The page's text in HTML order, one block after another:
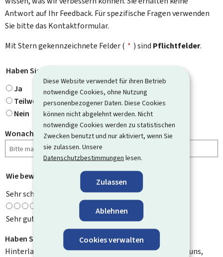
Diese Website verwendet für ihren Betrieb
notwendige Cookies, ohne Nutzung
personenbezogener Daten. Diese Cookies
können nicht abgelehnt werden. Nicht
notwendige Cookies werden zu statistischen
Zwecken benutzt und nur aktiviert, wenn Sie
sie zulassen. Unsere
Datenschutzbestimmungen lesen.
Zulassen
Ablehnen
Cookies verwalten
Antwort auf Ihr Feedback. Für spezifische Fragen verwenden
Sie bitte das Kontaktformular.
Mit Stern gekennzeichnete Felder ( * ) sind Pflichtfelder.
Haben Sie gefunden, wonach Sie gesucht haben?
Ja
Teilweise
Nein
Wonach haben Sie gesucht?
Wie bewerten Sie diese Seite?
Sehr schlecht
Sehr gut
Haben Sie Verbesserungsvorschläge?
Hinterlassen Sie uns einen Kommentar und helfen Sie uns,